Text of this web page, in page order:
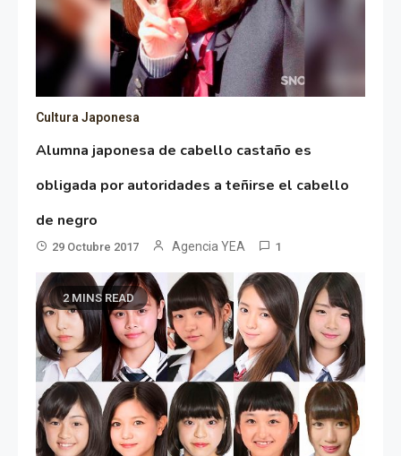
Cultura Japonesa
Alumna japonesa de cabello castaño es
obligada por autoridades a teñirse el cabello
de negro
29 Octubre 2017 Agencia YEA 1
2 MINS READ